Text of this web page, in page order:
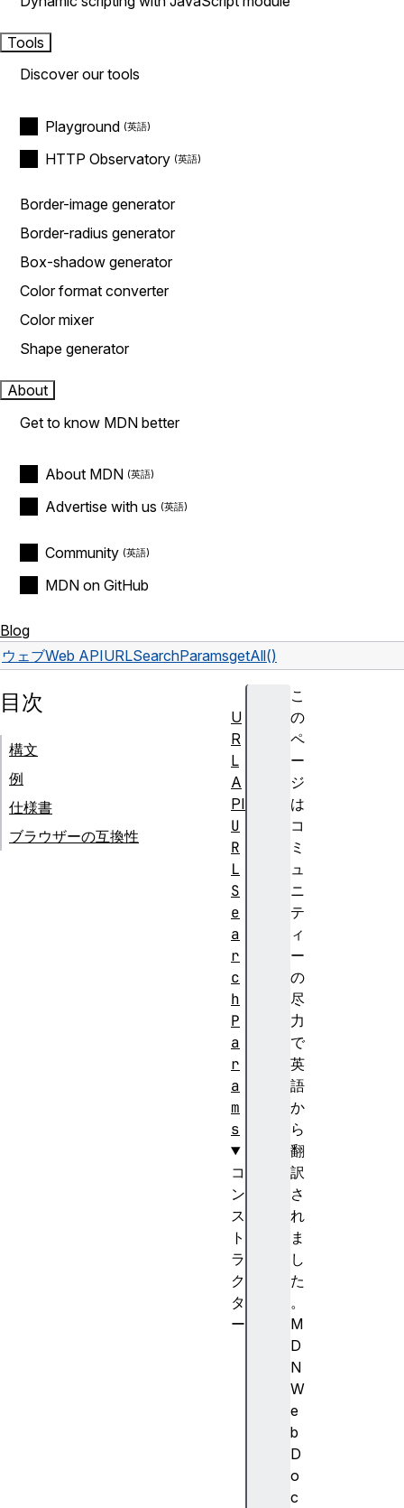
Tools
Discover our tools
Playground
HTTP Observatory
Border-image generator
Border-radius generator
Box-shadow generator
Color format converter
Color mixer
Shape generator
About
Get to know MDN better
About MDN
Advertise with us
Community
MDN on GitHub
Blog
ウェブWeb APIURLSearchParamsgetAll()
こ
の
ペ
ー
ジ
は
コ
ミ
ュ
ニ
テ
ィ
ー
の
尽
力
で
英
語
か
ら
翻
訳
さ
れ
ま
し
た
。
M
D
N
W
e
b
D
o
c
目次
構文
例
仕様書
ブラウザーの互換性
U
R
L
A
PI
U
R
L
S
e
a
r
c
h
P
a
r
a
m
s
コ
ン
ス
ト
ラ
ク
タ
ー